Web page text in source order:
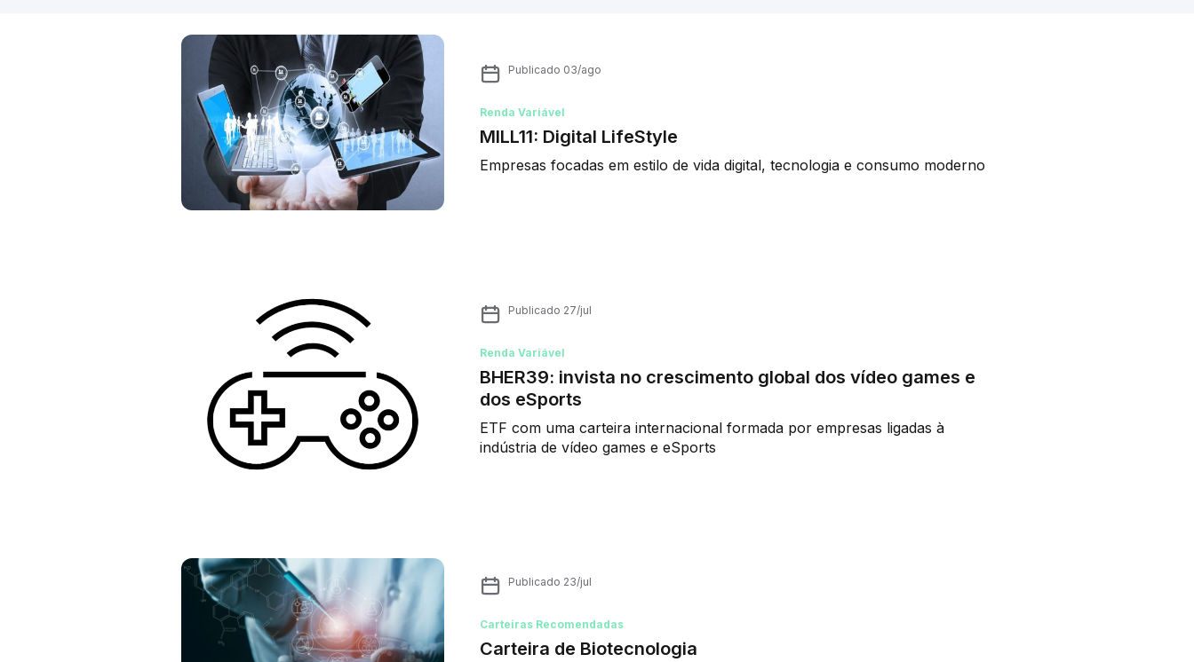
Publicado 03/ago
Renda Variável
MILL11: Digital LifeStyle
Empresas focadas em estilo de vida digital, tecnologia e consumo moderno
Publicado 27/jul
Renda Variável
BHER39: invista no crescimento global dos vídeo games e
dos eSports
ETF com uma carteira internacional formada por empresas ligadas à
indústria de vídeo games e eSports
Publicado 23/jul
Carteiras Recomendadas
Carteira de Biotecnologia